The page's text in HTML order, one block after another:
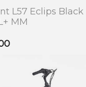
L57 Eclips Black
MM